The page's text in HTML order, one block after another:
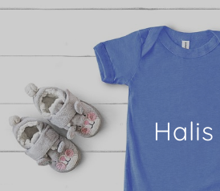
Halis